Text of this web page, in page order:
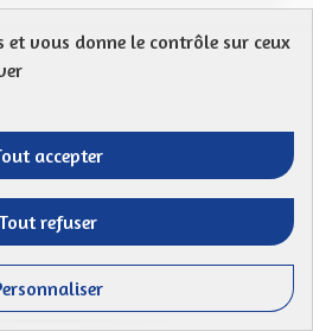
en continu
cyclables en continu pour
il y a trop...
la catégorie : Autres
49 49 ABONNÉS
SUIVRE
et vous donne le contrôle sur ceux
accepter
Tout refuser